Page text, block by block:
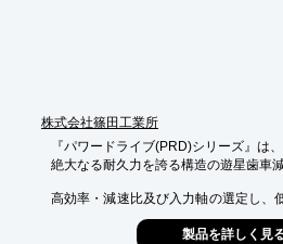
株式会社篠田工業所
『パワードライブ(PRD)シリーズ』は
絶大なる耐久力を誇る構造の遊星歯車減
高効率・減速比及び入力軸の選定し、
備えオイルバス方式で給油済みの為、
製品を詳しく見